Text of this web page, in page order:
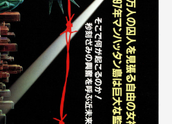
No image